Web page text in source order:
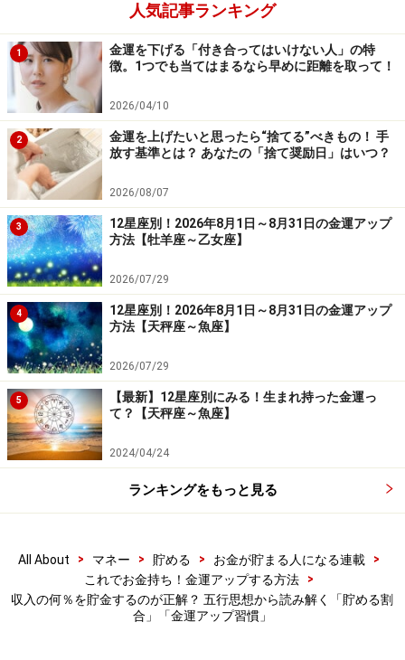
でも、「980円のお刺身をやめた」などと記録しておけ
るように、買わなかったリストも残していくといいので
す。使わなかった分は、お財布に残すのではなく、別に
すること。つもり貯金家計簿と数字を合わせていきまし
ょう。
これによって、あなたの本来の志向、ニーズの強さ、我
慢強さが可視化されます。金運コントロールができる気
がしませんか？
大事なのは、お金を残すことではなく、豊かに生きるこ
とです。では、ちょっとの無理、我慢もありつつ、楽し
みながら貯めていきましょう。
※記事内容は執筆時点のものです。最新の内容をご確認くださ
い。
本記事の内容は一般的な情報提供を目的としており、特定の金融
商品や投資行動を推奨するものではありません。
投資や資産運用に関する最終的なご判断はご自身の責任において
行ってください。
掲載情報の正確性・完全性については十分に配慮しております
が、その内容を保証するものではなく、これに基づく損失・損害
【編集部からのお知らせ】
・「家計」について、アンケート（2026/8/31まで）を実施
人気記事ランキング
1
金運を下げる「付き合ってはいけない人」の特
徴。1つでも当てはまるなら早めに距離を取って！
2026/04/10
2
金運を上げたいと思ったら“捨てる”べきもの！ 手
放す基準とは？ あなたの「捨て奨励日」はいつ？
2026/08/07
3
12星座別！2026年8月1日～8月31日の金運アップ
方法【牡羊座～乙女座】
2026/07/29
4
12星座別！2026年8月1日～8月31日の金運アップ
方法【天秤座～魚座】
2026/07/29
5
【最新】12星座別にみる！生まれ持った金運っ
て？【天秤座～魚座】
2024/04/24
ランキングをもっと見る
All About > マネー > 貯める > お金が貯まる人になる連載
>
これでお金持ち！金運アップする方法
>
収入の何％を貯金するのが正解？ 五行思想から読み解く「貯める割
合」「金運アップ習慣」